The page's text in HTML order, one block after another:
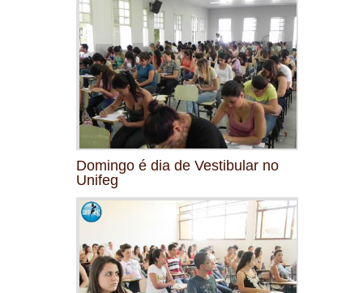
Domingo é dia de Vestibular no
Unifeg